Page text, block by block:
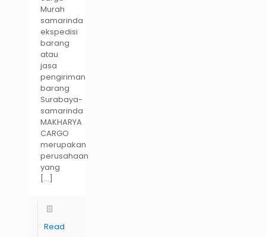
Murah
samarinda
ekspedisi
barang
atau
jasa
pengiriman
barang
Surabaya-
samarinda
MAKHARYA
CARGO
merupakan
perusahaan
yang
[…]
Read